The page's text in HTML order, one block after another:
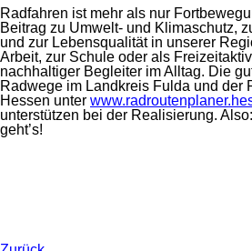
Radfahren ist mehr als nur
Beitrag zu Umwelt- und Klimaschutz,
und zur Lebensqualität in unserer
Arbeit, zur Schule oder als
nachhaltiger Begleiter im Alltag. Die
Radwege im Landkreis Fulda und der
Hessen unter
unterstützen bei der Realisierung.
geht’s!